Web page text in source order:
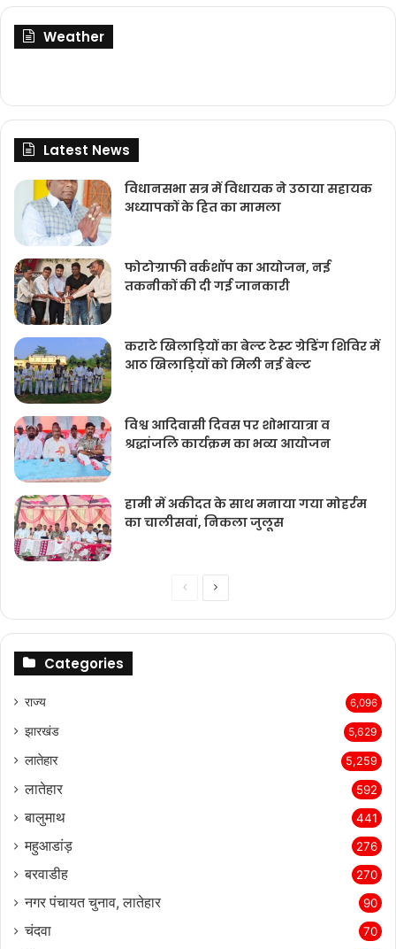
Weather
Latest News
विधानसभा सत्र में विधायक ने उठाया सहायक
अध्यापकों के हित का मामला
फोटोग्राफी वर्कशॉप का आयोजन, नई
तकनीकों की दी गई जानकारी
कराटे खिलाड़ियों का बेल्ट टेस्ट ग्रेडिंग शिविर में
आठ खिलाड़ियों को मिली नई बेल्ट
विश्व आदिवासी दिवस पर शोभायात्रा व
श्रद्धांजलि कार्यक्रम का भव्य आयोजन
हामी में अकीदत के साथ मनाया गया मोहर्रम
का चालीसवां, निकला जुलूस
PreviousNext
Categories
राज्‍य 6,096
झारखंड 5,629
लातेहार 5,259
लातेहार 592
बालुमाथ 441
महुआडांड़ 276
बरवाडीह 270
नगर पंचायत चुनाव, लातेहार 90
चंदवा 70